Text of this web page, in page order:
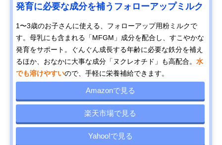
発育に必要な成分を補うフォローアップミルク
1〜3歳のお子さんに使える、フォローアップ用粉ミルクで
す。母乳にも含まれる「MFGM」成分を配合し、すこやかな
発育をサポート。ぐんぐん成長する年齢に必要な鉄分を補え
るほか、おなかに大事な成分「ヌクレオチド」も高配合。 水
でも溶けやすいので、手軽に栄養補給できます。
Amazonで見る
楽天市場で見る
Yahoo!で見る